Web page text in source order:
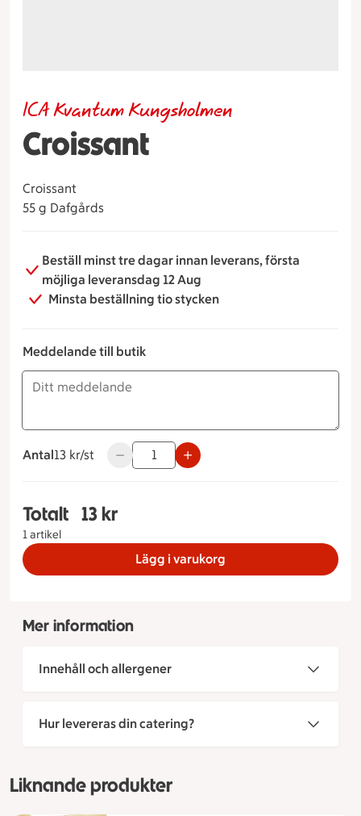
Croissant
ICA Kvantum Kungsholmen
Croissant
55 g Dafgårds
Beställ minst tre dagar innan leverans, första
möjliga leveransdag 12 Aug
Minsta beställning tio stycken
Meddelande till butik
Antal
13 kronor styck
13 kr/st Använd knapparna för att minska eller
Totalt
1 artikel
Totalt 1 stycken Croissant, 13 kronor
13 kr
Lägg i varukorg
Mer information
Innehåll och allergener
Hur levereras din catering?
Liknande produkter